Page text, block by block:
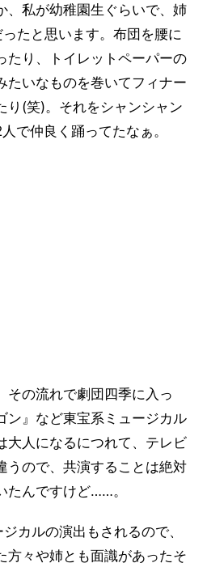
、私が幼稚園生ぐらいで、姉
たと思います。布団を腰に
たり、トイレットペーパーの
たいなものを巻いてフィナー
り(笑)。それをシャンシャン
で仲良く踊ってたなぁ。
その流れで劇団四季に入っ
ン』など東宝系ミュージカル
大人になるにつれて、テレビ
うので、共演することは絶対
たんですけど……。
カルの演出もされるので、
方々や姉とも面識があったそ